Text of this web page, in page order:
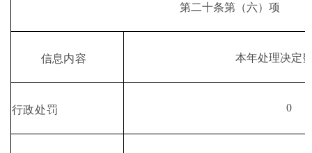
第二十条第 （六）项
信息内容 本年处理决定
行政处罚 0